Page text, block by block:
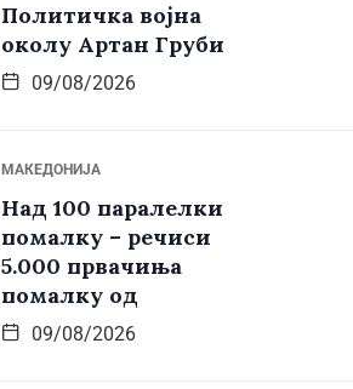
Политичка војна
околу Артан Груби
09/08/2026
МАКЕДОНИЈА
Над 100 паралелки
помалку – речиси
5.000 првачиња
помалку од
09/08/2026